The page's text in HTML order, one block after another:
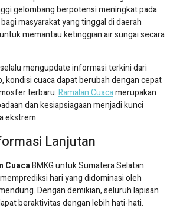
gelombang berpotensi meningkat pada
masyarakat yang tinggal di daerah
memantau ketinggian air sungai secara
mengupdate informasi terkini dari
kondisi cuaca dapat berubah dengan cepat
terbaru.Ramalan Cuacamerupakan
dan kesiapsiagaan menjadi kunci
ekstrem.
Lanjutan
CuacaBMKG untuk Sumatera Selatan
hari yang didominasi oleh
Dengan demikian, seluruh lapisan
beraktivitas dengan lebih hati-hati.